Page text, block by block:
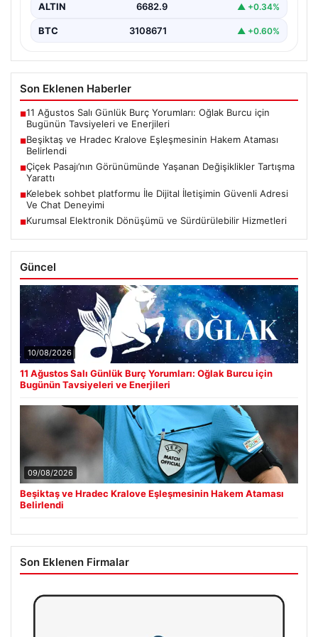
ALTIN 6682.9 ▲ +0.34%
BTC 3108671 ▲ +0.60%
Son Eklenen Haberler
■11 Ağustos Salı Günlük Burç Yorumları: Oğlak Burcu için
Bugünün Tavsiyeleri ve Enerjileri
■Beşiktaş ve Hradec Kralove Eşleşmesinin Hakem Ataması
Belirlendi
■Çiçek Pasajı’nın Görünümünde Yaşanan Değişiklikler Tartışma
Yarattı
■Kelebek sohbet platformu İle Dijital İletişimin Güvenli Adresi
Ve Chat Deneyimi
■Kurumsal Elektronik Dönüşümü ve Sürdürülebilir Hizmetleri
Güncel
10/08/2026
11 Ağustos Salı Günlük Burç Yorumları: Oğlak Burcu için
Bugünün Tavsiyeleri ve Enerjileri
09/08/2026
Beşiktaş ve Hradec Kralove Eşleşmesinin Hakem Ataması
Belirlendi
Son Eklenen Firmalar